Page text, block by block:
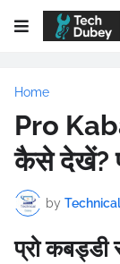
Home
Pro
कैसे देखें?
by
प्रो